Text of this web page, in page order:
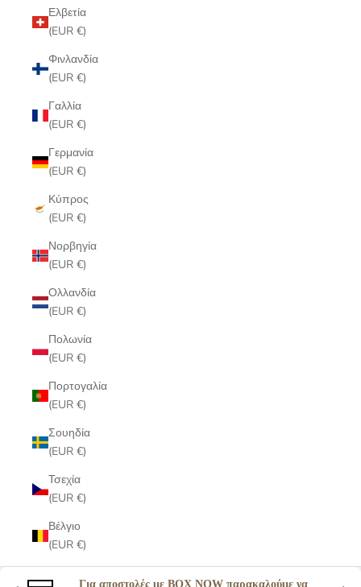
Ελβετία
(EUR €)
Φινλανδία
(EUR €)
Γαλλία
(EUR €)
Γερμανία
(EUR €)
Κύπρος
(EUR €)
Νορβηγία
(EUR €)
Ολλανδία
(EUR €)
Πολωνία
(EUR €)
Πορτογαλία
(EUR €)
Σουηδία
(EUR €)
Τσεχία
(EUR €)
Βέλγιο
(EUR €)
Για αποστολές με BOX NOW παρακαλούμε να